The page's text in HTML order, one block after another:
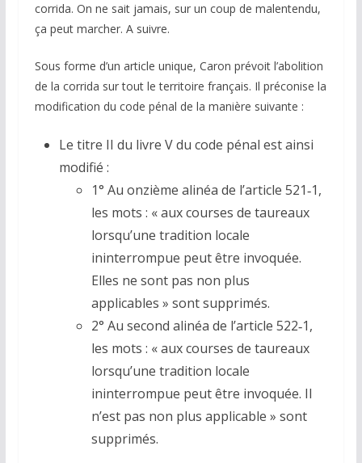
corrida. On ne sait jamais, sur un coup de malentendu,
ça peut marcher. A suivre.
Sous forme d’un article unique, Caron prévoit l’abolition
de la corrida sur tout le territoire français. Il préconise la
modification du code pénal de la manière suivante :
Le titre II du livre V du code pénal est ainsi
modifié :
1° Au onzième alinéa de l’article 521‑1,
les mots : « aux courses de taureaux
lorsqu’une tradition locale
ininterrompue peut être invoquée.
Elles ne sont pas non plus
applicables » sont supprimés.
2° Au second alinéa de l’article 522‑1,
les mots : « aux courses de taureaux
lorsqu’une tradition locale
ininterrompue peut être invoquée. Il
n’est pas non plus applicable » sont
supprimés.